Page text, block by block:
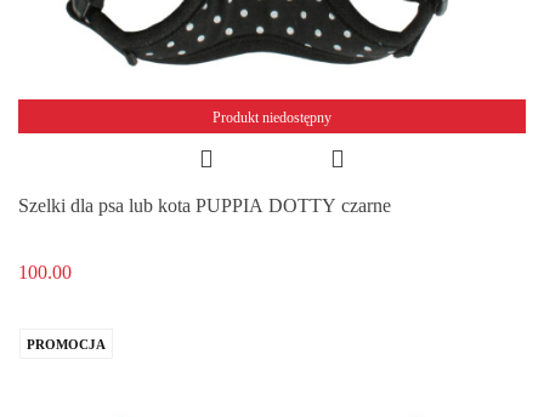
Produkt niedostępny
Szelki dla psa lub kota PUPPIA DOTTY czarne
100.00
PROMOCJA